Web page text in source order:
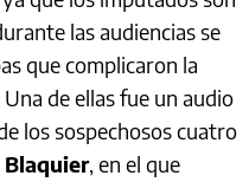
las audiencias se
que complicaron la
de ellas fue un audio
los sospechosos cuatro
, en el que